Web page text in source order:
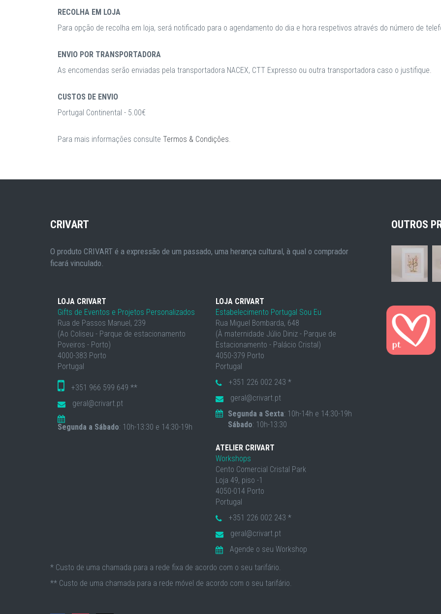
RECOLHA EM LOJA
Para opção de recolha em loja, será notificado para o agendamento do dia e hora respetivos através do número de
ENVIO POR TRANSPORTADORA
As encomendas serão enviadas pela transportadora NACEX, CTT Expresso ou outra transportadora caso o justifique.
CUSTOS DE ENVIO
Portugal Continental - 5.00€
Para mais informações consulte Termos & Condições.
CRIVART
O produto CRIVART é a expressão de um passado, uma herança cultural, à qual o comprador
ficará vinculado.
LOJA CRIVART
Gifts de Eventos e Projetos Personalizados
Rua de Passos Manuel, 239
(Ao Coliseu - Parque de estacionamento
Poveiros - Porto)
4000-383 Porto
Portugal
+351 966 599 649 **
geral@crivart.pt
Segunda a Sábado: 10h-13:30 e 14:30-19h
LOJA CRIVART
Estabelecimento Portugal Sou Eu
Rua Miguel Bombarda, 648
(À maternidade Júlio Diniz - Parque de
Estacionamento - Palácio Cristal)
4050-379 Porto
Portugal
+351 226 002 243 *
geral@crivart.pt
Segunda a Sexta: 10h-14h e 14:30-19h
Sábado: 10h-13:30
ATELIER CRIVART
Workshops
Cento Comercial Cristal Park
Loja 49, piso -1
4050-014 Porto
Portugal
+351 226 002 243 *
geral@crivart.pt
Agende o seu Workshop
OUTROS
* Custo de uma chamada para a rede fixa de acordo com o seu tarifário.
** Custo de uma chamada para a rede móvel de acordo com o seu tarifário.